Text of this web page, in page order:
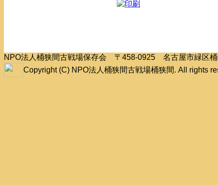
NPO法人桶狭間古戦場保存会 〒458-0925 名古屋市緑区
Copyright (C) NPO法人桶狭間古戦場桶狭間. All rights